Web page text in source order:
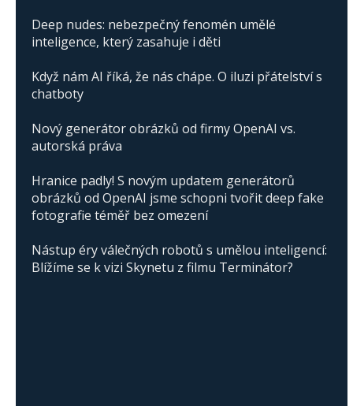
Deep nudes: nebezpečný fenomén umělé
inteligence, který zasahuje i děti
Když nám AI říká, že nás chápe. O iluzi přátelství s
chatboty
Nový generátor obrázků od firmy OpenAI vs.
autorská práva
Hranice padly! S novým updatem generátorů
obrázků od OpenAI jsme schopni tvořit deep fake
fotografie téměř bez omezení
Nástup éry válečných robotů s umělou inteligencí:
Blížíme se k vizi Skynetu z filmu Terminátor?